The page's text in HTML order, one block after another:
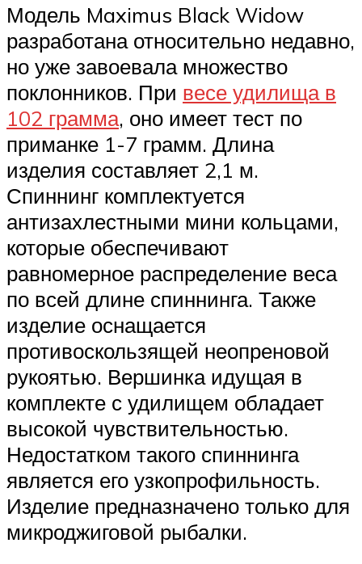
Модель Maximus Black Widow
разработана относительно недавно,
но уже завоевала множество
поклонников. При весе удилища в
102 грамма, оно имеет тест по
приманке 1-7 грамм. Длина
изделия составляет 2,1 м.
Спиннинг комплектуется
антизахлестными мини кольцами,
которые обеспечивают
равномерное распределение веса
по всей длине спиннинга. Также
изделие оснащается
противоскользящей неопреновой
рукоятью. Вершинка идущая в
комплекте с удилищем обладает
высокой чувствительностью.
Недостатком такого спиннинга
является его узкопрофильность.
Изделие предназначено только для
микроджиговой рыбалки.